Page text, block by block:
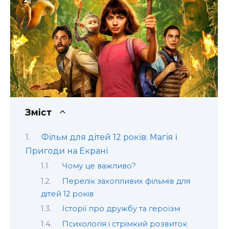
Зміст
Фільм для дітей 12 років: Магія і
Пригоди на Екрані
Чому це важливо?
Перелік захопливих фільмів для
дітей 12 років
Історії про дружбу та героїзм
Психологія і стрімкий розвиток